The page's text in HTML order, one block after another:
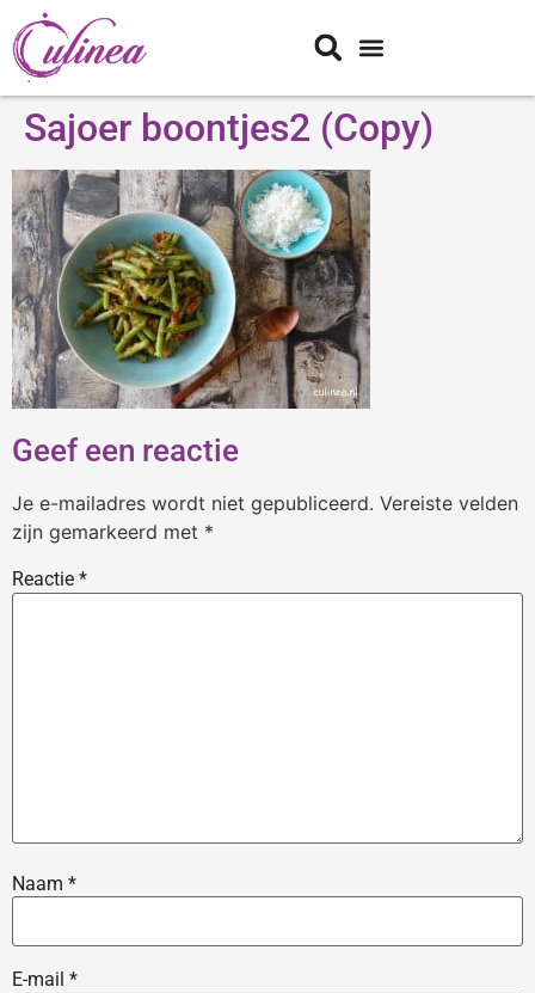
Sajoer boontjes2 (Copy)
Geef een reactie
Je e-mailadres wordt niet gepubliceerd. Vereiste velden
zijn gemarkeerd met *
Reactie *
Naam *
E-mail *